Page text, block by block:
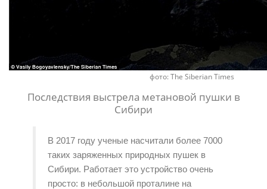
фото: The Siberian Times
Последствия выстрела метановой пушки в
Сибири
В 2017 году ученые насчитали более 7000
таких заряженных природных пушек в
Сибири. Работает это устройство очень
просто: в небольшой проталине на